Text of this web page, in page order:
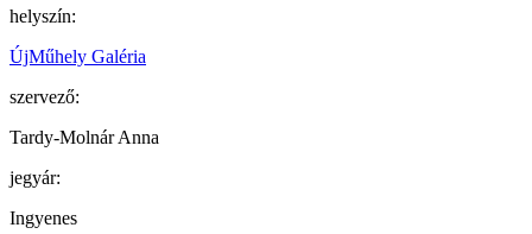
helyszín:
ÚjMűhely Galéria
szervező:
Tardy-Molnár Anna
jegyár:
Ingyenes